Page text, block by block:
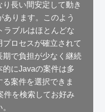
長い間安定して動き
ります。このよう
ラブルはほとんどな
ロセスが確立されて
期で負担が少なく継続
にJavaの案件は多
案件を選択できま
件を検索してお好み